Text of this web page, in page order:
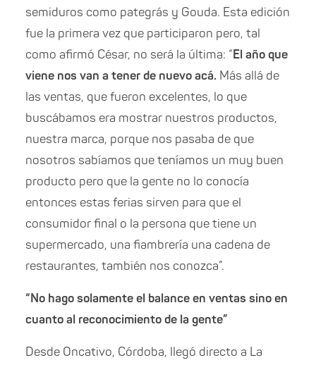
semiduros como pategrás y Gouda. Esta edición
fue la primera vez que participaron pero, tal
como afirmó César, no será la última: “El año que
viene nos van a tener de nuevo acá. Más allá de
las ventas, que fueron excelentes, lo que
buscábamos era mostrar nuestros productos,
nuestra marca, porque nos pasaba de que
nosotros sabíamos que teníamos un muy buen
producto pero que la gente no lo conocía
entonces estas ferias sirven para que el
consumidor final o la persona que tiene un
supermercado, una fiambrería una cadena de
restaurantes, también nos conozca”.
“No hago solamente el balance en ventas sino en
cuanto al reconocimiento de la gente”
Desde Oncativo, Córdoba, llegó directo a La